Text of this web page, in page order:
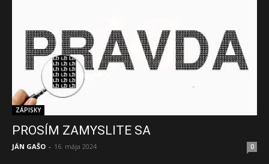
ZÁPISKY
PROSÍM ZAMYSLITE SA
JÁN GAŠO - 16. mája 2024 0